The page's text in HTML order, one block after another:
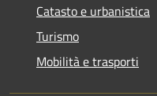
Catasto e urbanistica
Turismo
Mobilità e trasporti